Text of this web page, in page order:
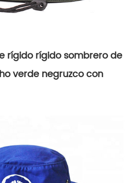
rígido rígido sombrero de
verde negruzco con